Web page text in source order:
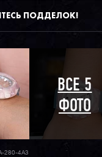
ПОДДЕЛОК!
ВСЕ 5
ФОТО
280-4A3